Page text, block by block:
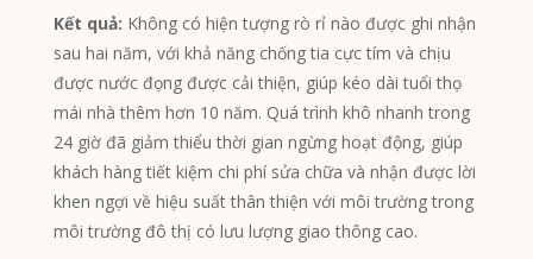
Kết quả: Không có hiện tượng rò rỉ nào được ghi nhận
sau hai năm, với khả năng chống tia cực tím và chịu
được nước đọng được cải thiện, giúp kéo dài tuổi thọ
mái nhà thêm hơn 10 năm. Quá trình khô nhanh trong
24 giờ đã giảm thiểu thời gian ngừng hoạt động, giúp
khách hàng tiết kiệm chi phí sửa chữa và nhận được lời
khen ngợi về hiệu suất thân thiện với môi trường trong
môi trường đô thị có lưu lượng giao thông cao.
Norwegian
Bengali
Finnish
Lithuanian
Myanmar
Urdu